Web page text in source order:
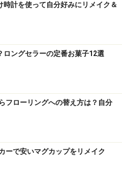
イルを垂らす
する一手間に加えて、オイ
緒に爽やかな香りが広がり
。違う香りを楽しみたい際
。
しても一瞬で乾きます
機にオイルを垂らしたリボ
時計を使って自分好みにリメイク＆
ロングセラーの定番お菓子12選
フローリングへの替え方は？自分
ーで安いマグカップをリメイク